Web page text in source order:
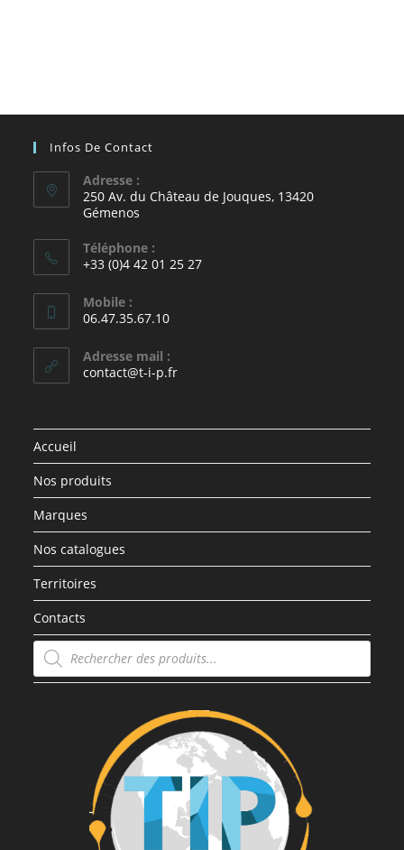
Infos De Contact
Adresse :
250 Av. du Château de Jouques, 13420
Gémenos
Téléphone :
+33 (0)4 42 01 25 27
Mobile :
06.47.35.67.10
Adresse mail :
contact@t-i-p.fr
Accueil
Nos produits
Marques
Nos catalogues
Territoires
Contacts
Recherche
de
produits